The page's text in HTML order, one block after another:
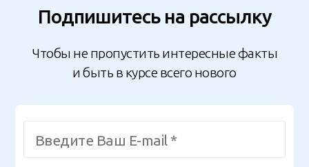
Подпишитесь на рассылку
Чтобы не пропустить интересные факты
и быть в курсе всего нового